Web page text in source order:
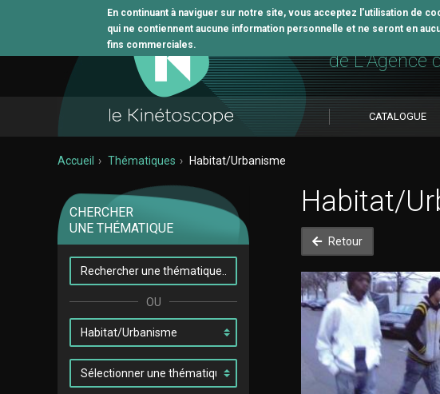
En continuant à naviguer sur notre site, vous acceptez l'utilisation de
qui ne contiennent aucune information personnelle et ne seront en
fins commerciales.
L'outil
de L'Agence
CATALOGUE
Accueil Thématiques Habitat/Urbanisme
CHERCHER
UNE THÉMATIQUE
Habitat/
Retour